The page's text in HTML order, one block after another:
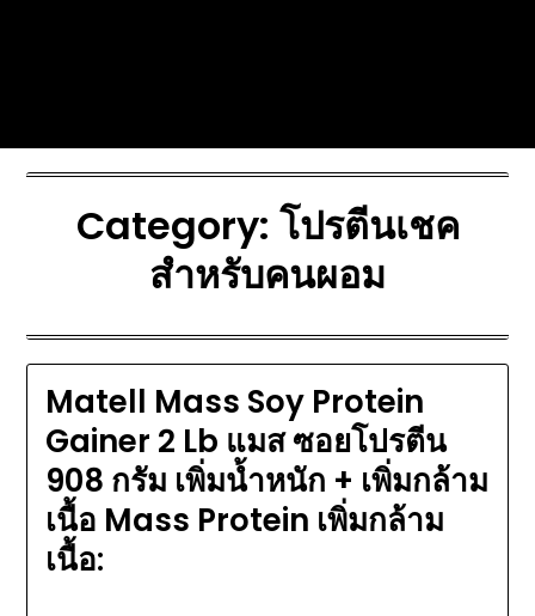
Category: โปรตีนเชค
สำหรับคนผอม
Matell Mass Soy Protein
Gainer 2 Lb แมส ซอยโปรตีน
908 กรัม เพิ่มน้ำหนัก + เพิ่มกล้าม
เนื้อ Mass Protein เพิ่มกล้าม
เนื้อ: